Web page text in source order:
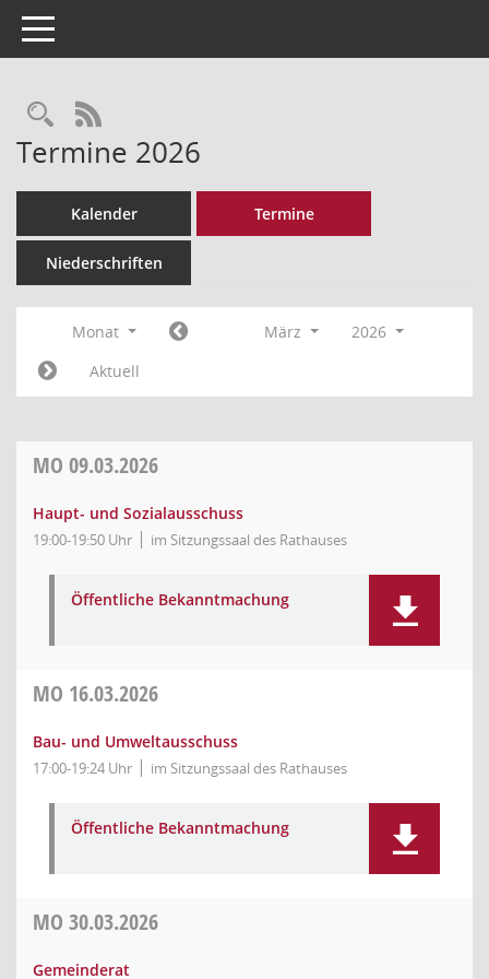
Toggle navigation
Rechercheauswahl
RSS-Feed
Termine 2026
Kalender Termine
Niederschriften
Monat März
2026
Aktuell
MO 09.03.2026
Haupt- und Sozialausschuss
19:00-19:50 Uhr im Sitzungssaal des Rathauses
Öffentliche Bekanntmachung
MO 16.03.2026
Bau- und Umweltausschuss
17:00-19:24 Uhr im Sitzungssaal des Rathauses
Öffentliche Bekanntmachung
MO 30.03.2026
Gemeinderat